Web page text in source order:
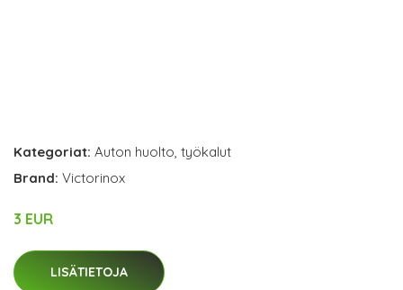
Kategoriat: Auton huolto, työkalut
Brand: Victorinox
3 EUR
LISÄTIETOJA